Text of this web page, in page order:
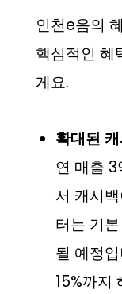
인천e음의
핵심적인 혜
게요.
확대된
연 매출
서 캐시
터는 기
될 예정
15%까지